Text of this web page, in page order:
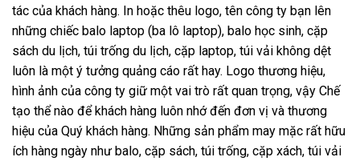
tác của khách hàng. In hoặc thêu logo, tên công ty bạn lên
những chiếc balo laptop (ba lô laptop), balo học sinh, cặp
sách du lịch, túi trống du lịch, cặp laptop, túi vải không dệt
luôn là một ý tưởng quảng cáo rất hay. Logo thương hiệu,
hình ảnh của công ty giữ một vai trò rất quan trọng, vậy Chế
tạo thể nào để khách hàng luôn nhớ đến đơn vị và thương
hiệu của Quý khách hàng. Những sản phẩm may mặc rất hữu
ích hàng ngày như balo, cặp sách, túi trống, cặp xách, túi vải